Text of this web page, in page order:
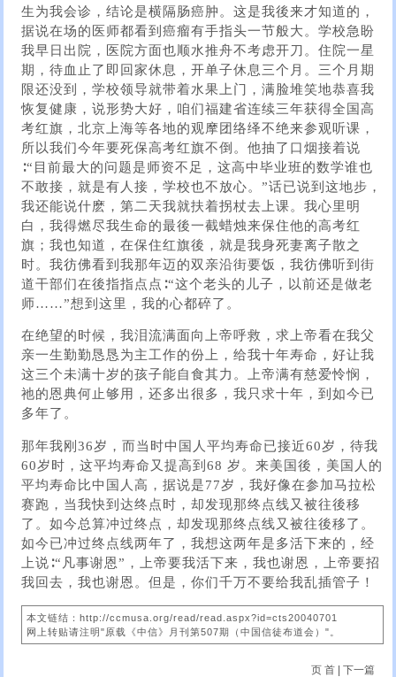
生为我会诊，结论是横隔肠癌肿。这是我後来才知道的，
据说在场的医师都看到癌瘤有手指头一节般大。学校急盼
我早日出院，医院方面也顺水推舟不考虑开刀。住院一星
期，待血止了即回家休息，开单子休息三个月。三个月期
限还没到，学校领导就带着水果上门，满脸堆笑地恭喜我
恢复健康，说形势大好，咱们福建省连续三年获得全国高
考红旗，北京上海等各地的观摩团络绎不绝来参观听课，
所以我们今年要死保高考红旗不倒。他抽了口烟接着说
∶“目前最大的问题是师资不足，这高中毕业班的数学谁也
不敢接，就是有人接，学校也不放心。”话已说到这地步，
我还能说什麽，第二天我就扶着拐杖去上课。我心里明
白，我得燃尽我生命的最後一截蜡烛来保住他的高考红
旗；我也知道，在保住红旗後，就是我身死妻离子散之
时。我彷佛看到我那年迈的双亲沿街要饭，我彷佛听到街
道干部们在後指指点点∶“这个老头的儿子，以前还是做老
师……”想到这里，我的心都碎了。
在绝望的时候，我泪流满面向上帝呼救，求上帝看在我父
亲一生勤勤恳恳为主工作的份上，给我十年寿命，好让我
这三个未满十岁的孩子能自食其力。上帝满有慈爱怜悯，
祂的恩典何止够用，还多出很多，我只求十年，到如今已
多年了。
那年我刚36岁，而当时中国人平均寿命已接近60岁，待我
60岁时，这平均寿命又提高到68 岁。来美国後，美国人的
平均寿命比中国人高，据说是77岁，我好像在参加马拉松
赛跑，当我快到达终点时，却发现那终点线又被往後移
了。如今总算冲过终点，却发现那终点线又被往後移了。
如今已冲过终点线两年了，我想这两年是多活下来的，经
上说∶“凡事谢恩”，上帝要我活下来，我也谢恩，上帝要招
我回去，我也谢恩。但是，你们千万不要给我乱插管子！
本文链结：http://ccmusa.org/read/read.aspx?id=cts20040701
网上转贴请注明"原载《中信》月刊第507期（中国信徒布道会）"。
页 首 | 下一篇